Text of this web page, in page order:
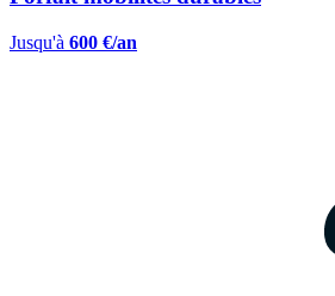
Jusqu'à 600 €/an